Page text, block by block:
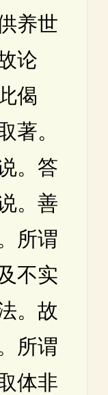
养世
论
偈
著。
。答
。善
所谓
不实
。故
所谓
体非